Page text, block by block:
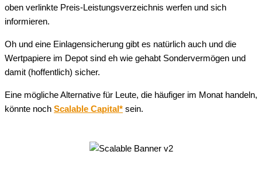
oben verlinkte Preis-Leistungsverzeichnis werfen und sich
informieren.
Oh und eine Einlagensicherung gibt es natürlich auch und die
Wertpapiere im Depot sind eh wie gehabt Sondervermögen und
damit (hoffentlich) sicher.
Eine mögliche Alternative für Leute, die häufiger im Monat handeln,
könnte noch Scalable Capital* sein.